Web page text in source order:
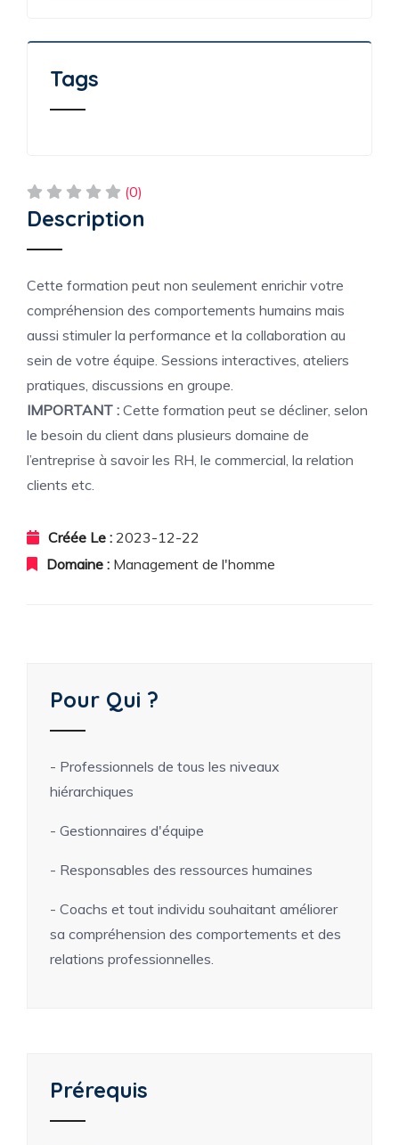
(0)
Description
Cette formation peut non seulement enrichir votre
compréhension des comportements humains mais
aussi stimuler la performance et la collaboration au
sein de votre équipe. Sessions interactives, ateliers
pratiques, discussions en groupe.
IMPORTANT : Cette formation peut se décliner, selon
le besoin du client dans plusieurs domaine de
l’entreprise à savoir les RH, le commercial, la relation
clients etc.
Créée Le : 2023-12-22
Domaine : Management de l'homme
Pour Qui ?
- Professionnels de tous les niveaux
hiérarchiques
- Gestionnaires d'équipe
- Responsables des ressources humaines
- Coachs et tout individu souhaitant améliorer
sa compréhension des comportements et des
relations professionnelles.
Prérequis
Tags